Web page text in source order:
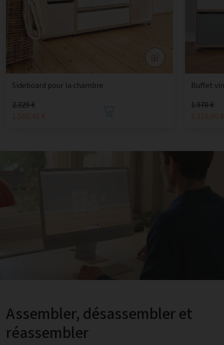
Sideboard pour la chambre
2.329 €
1.560,43 €
Buffet
1.970 €
1.319,90 €
Assembler, désassembler et
réassembler